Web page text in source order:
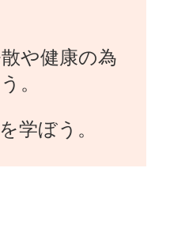
や健康の為
。
学ぼう。